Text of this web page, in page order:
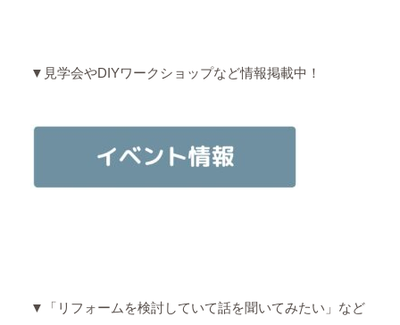
▼見学会やDIYワークショップなど情報掲載中！
▼「リフォームを検討していて話を聞いてみたい」など